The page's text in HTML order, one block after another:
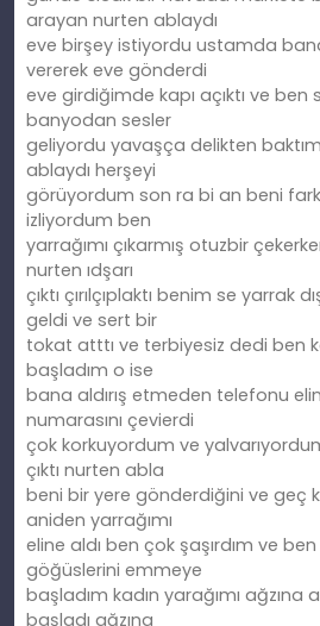
arayan nurten ablaydı
eve birşey istiyordu ustamda
vererek eve gönderdi
eve girdiğimde kapı açıktı ve ben
banyodan sesler
geliyordu yavaşça delikten
ablaydı herşeyi
görüyordum son ra bi an beni
izliyordum ben
yarrağımı çıkarmış otuzbir
nurten ıdşarı
çıktı çırılçıplaktı benim se yarrak
geldi ve sert bir
tokat atttı ve terbiyesiz dedi ben
başladım o ise
bana aldırış etmeden telefonu
numarasını çevierdi
çok korkuyordum ve
çıktı nurten abla
beni bir yere gönderdiğini ve geç
aniden yarrağımı
eline aldı ben çok şaşırdım ve
göğüslerini emmeye
başladım kadın yarağımı ağzına
başladı ağzına